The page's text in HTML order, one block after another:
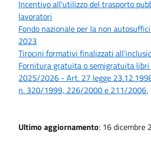
Incentivo all'utilizzo del trasporto
lavoratori
Fondo nazionale per la non
2023
Tirocini formativi finalizzati
Fornitura gratuita o semigratuita libri
2025/2026 - Art. 27 legge
n. 320/1999, 226/2000 e 211/2006.
Ultimo aggiornamento: 16 dicembre